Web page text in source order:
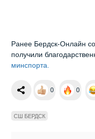
Ранее Бердск-Онлайн
получили
минспорта.
0 0
СШ БЕРДСК